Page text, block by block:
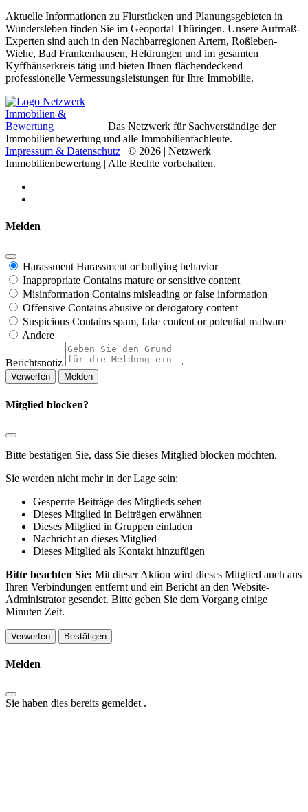
Aktuelle Informationen zu Flurstücken und Planungsgebieten in
Wundersleben finden Sie im Geoportal Thüringen. Unsere Aufmaß-
Experten sind auch in den Nachbarregionen Artern, Roßleben-
Wiehe, Bad Frankenhausen, Heldrungen und im gesamten
Kyffhäuserkreis tätig und bieten Ihnen flächendeckend
professionelle Vermessungsleistungen für Ihre Immobilie.
Das Netzwerk für Sachverständige der
Immobilienbewertung und alle Immobilienfachleute.
Impressum & Datenschutz | © 2026 | Netzwerk
Immobilienbewertung | Alle Rechte vorbehalten.
Melden
Harassment Harassment or bullying behavior
Inappropriate Contains mature or sensitive content
Misinformation Contains misleading or false information
Offensive Contains abusive or derogatory content
Suspicious Contains spam, fake content or potential malware
Andere
Berichtsnotiz
Melden
Mitglied blocken?
Bitte bestätigen Sie, dass Sie dieses Mitglied blocken möchten.
Sie werden nicht mehr in der Lage sein:
Gesperrte Beiträge des Mitglieds sehen
Dieses Mitglied in Beiträgen erwähnen
Dieses Mitglied in Gruppen einladen
Nachricht an dieses Mitglied
Dieses Mitglied als Kontakt hinzufügen
Bitte beachten Sie: Mit dieser Aktion wird dieses Mitglied auch aus
Ihren Verbindungen entfernt und ein Bericht an den Website-
Administrator gesendet. Bitte geben Sie dem Vorgang einige
Minuten Zeit.
Bestätigen
Melden
Sie haben dies bereits gemeldet .